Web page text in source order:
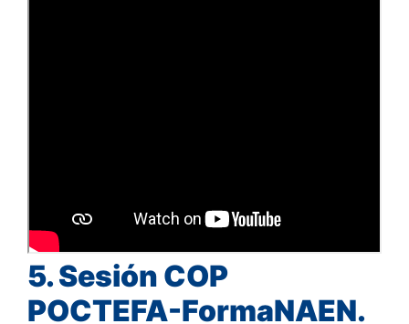
5. Sesión COP
POCTEFA-FormaNAEN.